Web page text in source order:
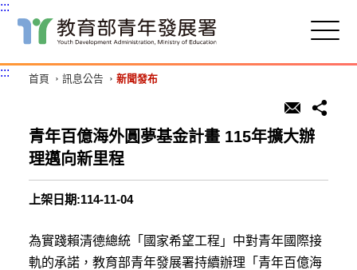
主
要
塊
:::
::: 首頁 訊息公告 新聞發布
青年百億海外圓夢基金計畫 115年擴大辦
理邁向新里程
上架日期:114-11-04
為實踐賴清德總統「國家希望工程」中對青年國際接
軌的承諾，教育部青年發展署持續辦理「青年百億海